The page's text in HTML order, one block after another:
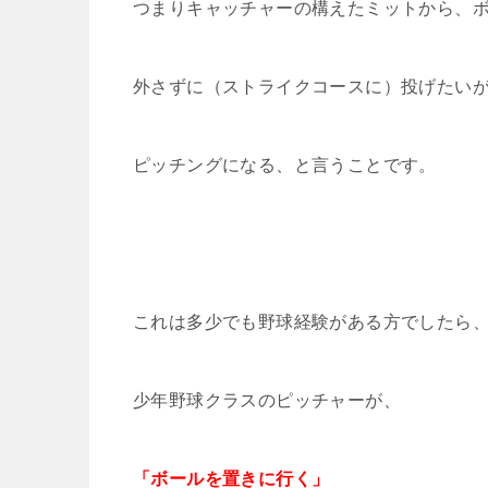
つまりキャッチャーの構えたミットから、
外さずに（ストライクコースに）投げたいが
ピッチングになる、と言うことです。
これは多少でも野球経験がある方でしたら、
少年野球クラスのピッチャーが、
「ボールを置きに行く」